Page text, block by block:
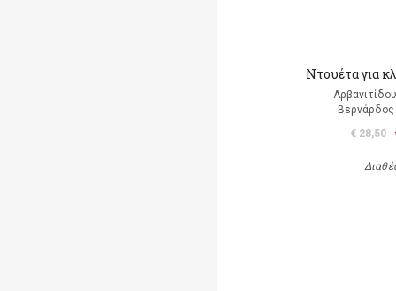
Ντουέτα για
€ 28,50